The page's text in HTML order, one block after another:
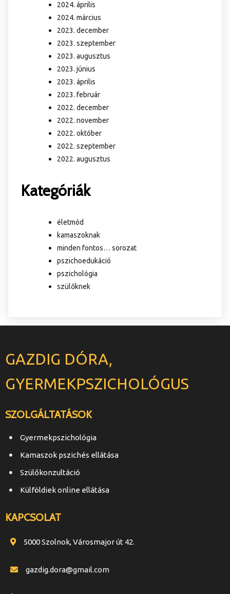
2024. április
2024. március
2023. december
2023. szeptember
2023. augusztus
2023. június
2023. április
2023. február
2022. december
2022. november
2022. október
2022. szeptember
2022. augusztus
Kategóriák
életmód
kamaszoknak
minden fontos… sorozat
pszichoedukáció
pszichológia
szülőknek
GAZDIG DÓRA,
GYERMEKPSZICHOLÓGUS
SZOLGÁLTATÁSOK
Gyermekpszichológia
Kamaszok pszichés ellátása
Szülőkonzultáció
Külföldiek online ellátása
KAPCSOLAT
5000 Szolnok, Városmajor út 42.
gazdig.dora@gmail.com